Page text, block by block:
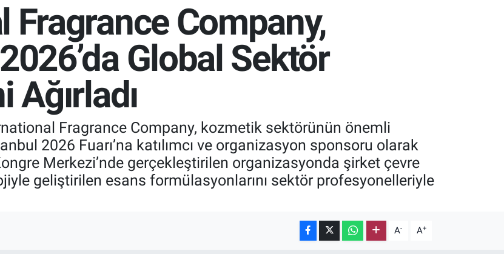
65.130,04
%1.2
Fragrance Company,
Global Sektör
Fragrance Company, kozmetik sektörünün önemli
2026 Fuarı’na katılımcı ve organizasyon sponsoru olarak
Merkezi’nde gerçekleştirilen organizasyonda şirket çevre
geliştirilen esans formülasyonlarını sektör profesyonelleriyle
A- A+